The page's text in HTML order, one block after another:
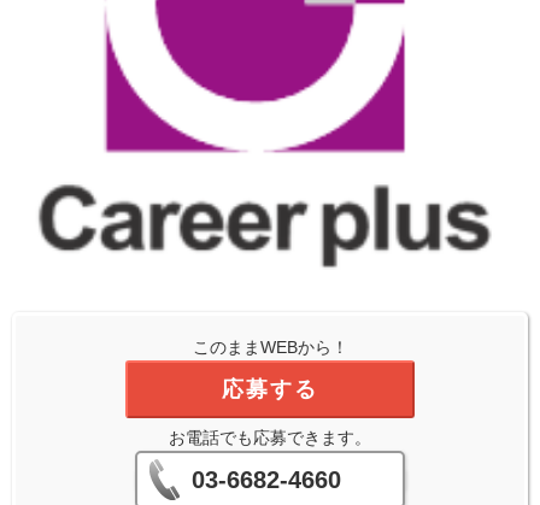
このままWEBから！
応募する
お電話でも応募できます。
03-6682-4660